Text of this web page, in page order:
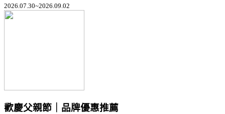
2026.07.30~2026.09.02
歡慶父親節｜品牌優惠推薦